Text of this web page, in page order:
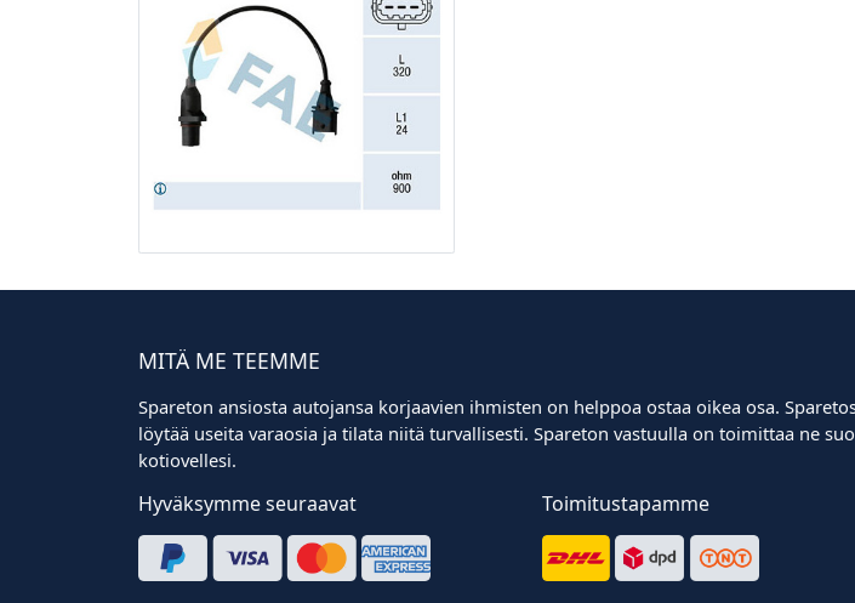
MITÄ ME TEEMME
Spareton ansiosta autojansa korjaavien ihmisten on helppoa ostaa oikea osa.
löytää useita varaosia ja tilata niitä turvallisesti. Spareton vastuulla on toimittaa ne
kotiovellesi.
Hyväksymme seuraavat Toimitustapamme